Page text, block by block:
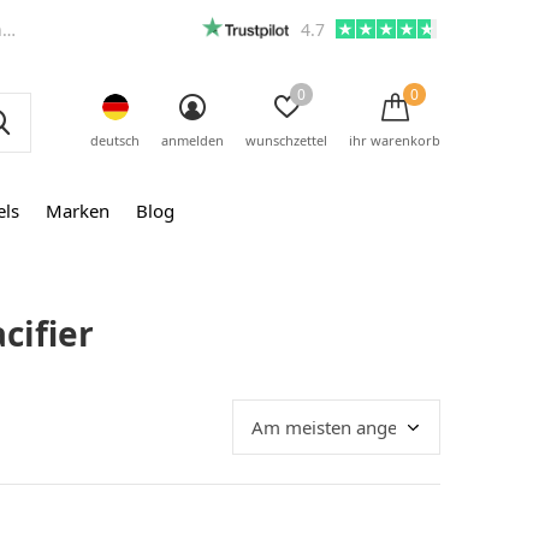
Marken Blog
deutsch anmelden wunschzettel
0
ihr warenkorb
0
4.7